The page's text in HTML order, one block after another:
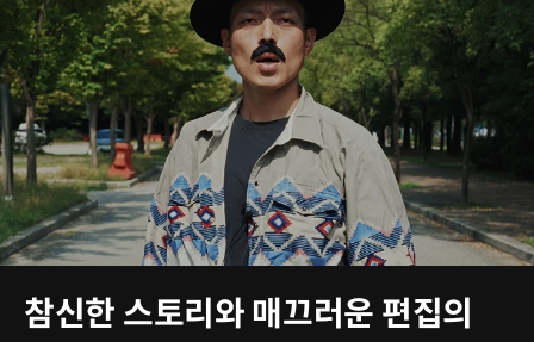
참신한 스토리와 매끄러운 편집의